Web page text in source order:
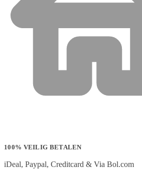
100% VEILIG BETALEN
iDeal, Paypal, Creditcard & Via Bol.com